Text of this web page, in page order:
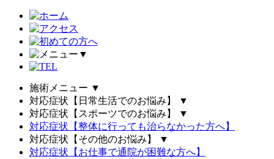
▼
施術メニュー ▼
対応症状【日常生活でのお悩み】
▼
対応症状【スポーツでのお悩み】
▼
対応症状【整体に行っても治らなかった方へ】
対応症状【その他のお悩み】
▼
対応症状【お仕事で通院が困難な方へ】